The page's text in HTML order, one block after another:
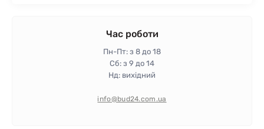
Гарантія та повернення
Політика конфіденційності
Час роботи
Пн-Пт: з 8 до 18
Сб: з 9 до 14
Нд: вихідний
info@bud24.com.ua